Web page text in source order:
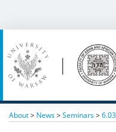
About> News>Seminars>